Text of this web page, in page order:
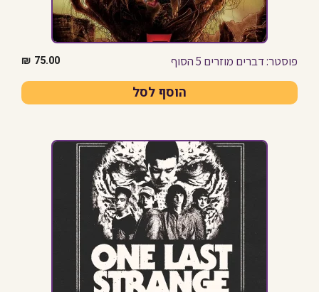
פוסטר: דברים מוזרים 5 הסוף 75.00
₪
הוסף לסל